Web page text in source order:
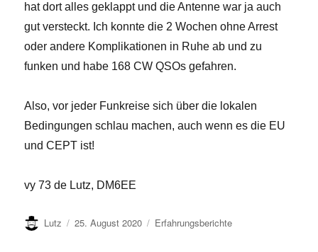
hat dort alles geklappt und die Antenne war ja auch
gut versteckt. Ich konnte die 2 Wochen ohne Arrest
oder andere Komplikationen in Ruhe ab und zu
funken und habe 168 CW QSOs gefahren.
Also, vor jeder Funkreise sich über die lokalen
Bedingungen schlau machen, auch wenn es die EU
und CEPT ist!
vy 73 de Lutz, DM6EE
Autor
Lutz
Veröffentlicht
25. August 2020 Kategorien
Erfahrungsberichte